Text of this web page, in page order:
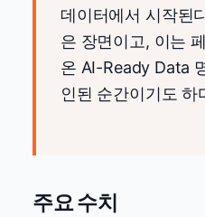
데이터에서 시작된
은 장면이고, 이는
온 AI-Ready Data
인된 순간이기도 하
주요 수치